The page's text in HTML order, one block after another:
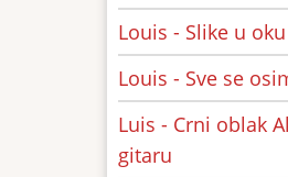
Louis - Slike u oku
Louis - Sve se
Luis - Crni oblak
gitaru